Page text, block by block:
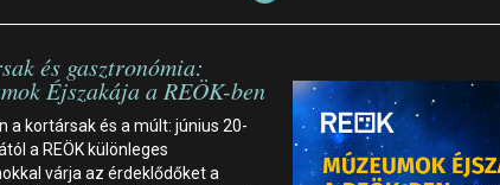
és gasztronómia:
Éjszakája a REÖK-ben
a kortársak és a múlt: június 20-
a REÖK különleges
várja az érdeklődőket a